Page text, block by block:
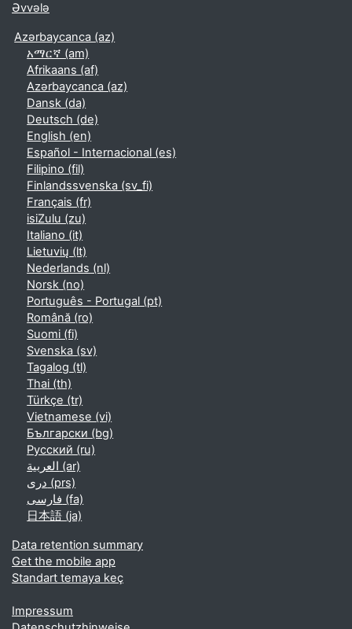
Əvvələ
Azərbaycanca ‎(az)‎
አማርኛ ‎(am)‎
Afrikaans ‎(af)‎
Azərbaycanca ‎(az)‎
Dansk ‎(da)‎
Deutsch ‎(de)‎
English ‎(en)‎
Español - Internacional ‎(es)‎
Filipino ‎(fil)‎
Finlandssvenska ‎(sv_fi)‎
Français ‎(fr)‎
isiZulu ‎(zu)‎
Italiano ‎(it)‎
Lietuvių ‎(lt)‎
Nederlands ‎(nl)‎
Norsk ‎(no)‎
Português - Portugal ‎(pt)‎
Română ‎(ro)‎
Suomi ‎(fi)‎
Svenska ‎(sv)‎
Tagalog ‎(tl)‎
Thai ‎(th)‎
Türkçe ‎(tr)‎
Vietnamese ‎(vi)‎
Български ‎(bg)‎
Русский ‎(ru)‎
العربية ‎(ar)‎
دری ‎(prs)‎
فارسی ‎(fa)‎
日本語 ‎(ja)‎
Data retention summary
Get the mobile app
Standart temaya keç
Impressum